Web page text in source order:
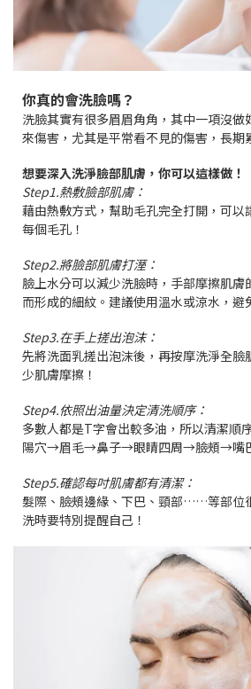
你真的會洗臉嗎？
洗臉其實有很多眉眉角角，其中一項沒做
來傷害，尤其是平常看不見的傷害，長期
想要深入洗淨臉部肌膚，你可以這樣做！
Step1.熱敷臉部肌膚：
藉由熱敷方式，幫助毛孔完全打開，可以
每個毛孔！
Step2.將臉部肌膚打溼：
臉上水分可以減少洗臉時，手部摩擦肌膚
而形成的細紋。建議使用溫水或涼水，避
Step3.在手上搓出泡沫：
先將洗面乳搓出泡沫後，再按摩洗淨全臉
少肌膚摩擦！
Step4.依照出油量決定清洗順序：
多數人都是T字會出較多油，所以清潔順
陽穴→眉毛→鼻子→眼睛四周→臉頰→嘴
Step5.確認每吋肌膚都有清潔：
髮際、臉頰邊緣、下巴、頸部……等部位
洗時要特別提醒自己！